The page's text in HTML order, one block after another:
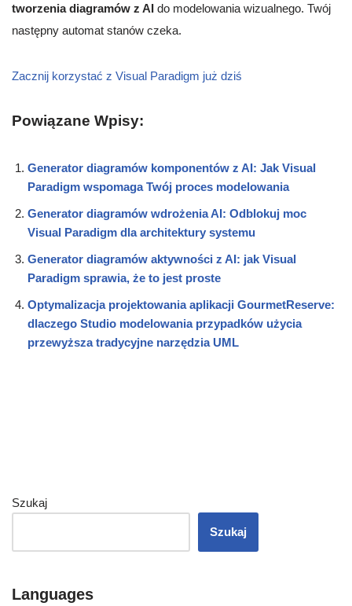
tworzenia diagramów z AI do modelowania wizualnego. Twój
następny automat stanów czeka.
Zacznij korzystać z Visual Paradigm już dziś
Powiązane Wpisy:
Generator diagramów komponentów z AI: Jak Visual
Paradigm wspomaga Twój proces modelowania
Generator diagramów wdrożenia AI: Odblokuj moc
Visual Paradigm dla architektury systemu
Generator diagramów aktywności z AI: jak Visual
Paradigm sprawia, że to jest proste
Optymalizacja projektowania aplikacji GourmetReserve:
dlaczego Studio modelowania przypadków użycia
przewyższa tradycyjne narzędzia UML
Szukaj
Szukaj
Languages